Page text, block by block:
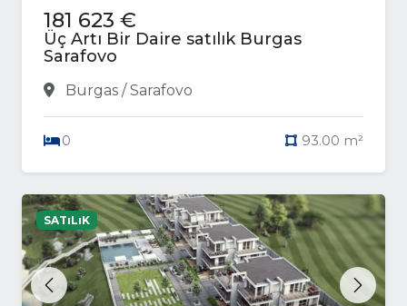
181 623 €
Üç Artı Bir Daire satılık Burgas
Sarafovo
Burgas / Sarafovo
0 93.00 m²
Previous Next
SATıLıK